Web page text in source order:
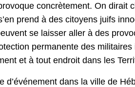
concrètement. On dirait
prend à des citoyens juifs
se laisser aller à des
permanente des
et à tout endroit dans les
dans la ville de